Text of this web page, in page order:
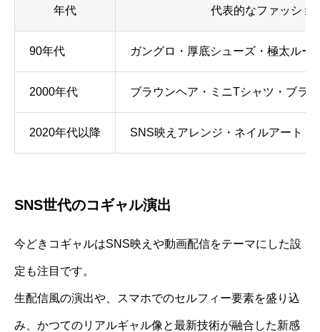
年代 代表的なファッショ
90年代 ガングロ・厚底シューズ・極太ルー
2000年代 ブラウンヘア・ミニTシャツ・ブラ
2020年代以降 SNS映えアレンジ・ネイルアート・
SNS世代のコギャル演出
今どきコギャルはSNS映えや動画配信をテーマにした設
定も注目です。
生配信風の演出や、スマホでのセルフィー要素を盛り込
み、かつてのリアルギャル像と最新技術が融合した新感